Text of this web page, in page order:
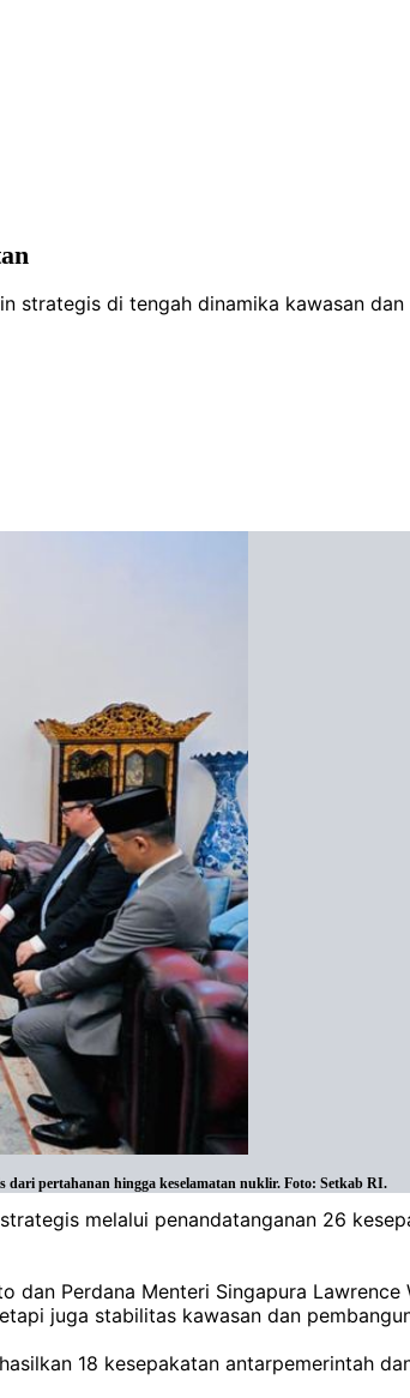
strategis di tengah dinamika kawasan
dari pertahanan hingga keselamatan nuklir. Foto: Setkab RI.
melalui penandatanganan 26
Perdana Menteri Singapura
juga stabilitas kawasan dan
18 kesepakatan antarpemerintah